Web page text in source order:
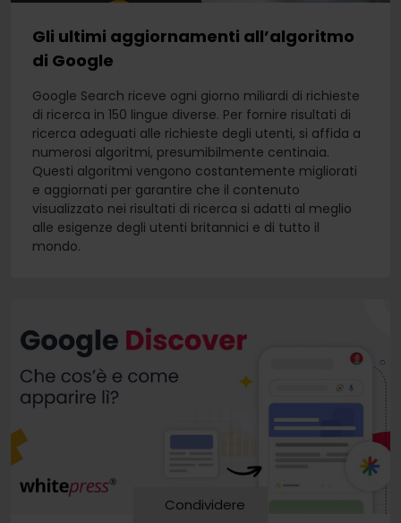
Gli ultimi aggiornamenti all’algoritmo
di Google
Google Search riceve ogni giorno miliardi di richieste
di ricerca in 150 lingue diverse. Per fornire risultati di
ricerca adeguati alle richieste degli utenti, si affida a
numerosi algoritmi, presumibilmente centinaia.
Questi algoritmi vengono costantemente migliorati
e aggiornati per garantire che il contenuto
visualizzato nei risultati di ricerca si adatti al meglio
alle esigenze degli utenti britannici e di tutto il
mondo.
Condividere